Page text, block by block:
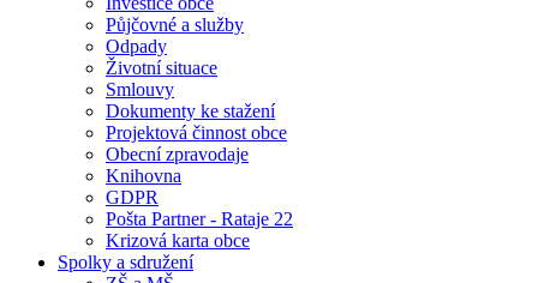
Půjčovné a služby
Odpady
Životní situace
Smlouvy
Dokumenty ke stažení
Projektová činnost obce
Obecní zpravodaje
Knihovna
GDPR
Pošta Partner - Rataje 22
Krizová karta obce
Spolky a sdružení